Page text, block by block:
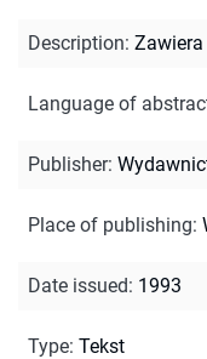
Description: Zawiera
Language of
Publisher:
Place of publishing:
Date issued: 1993
Type: Tekst